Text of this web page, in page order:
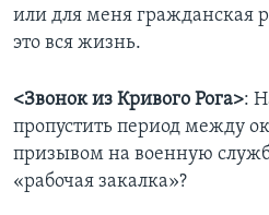
или для меня гражданская
это вся жизнь.
<Звонок из Кривого Рога>:
пропустить период между
призывом на военную
«рабочая закалка»?